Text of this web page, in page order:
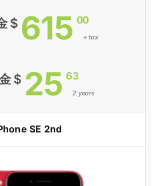
$ 615 00
+ tax
$ 25 63
2 years
SE 2nd